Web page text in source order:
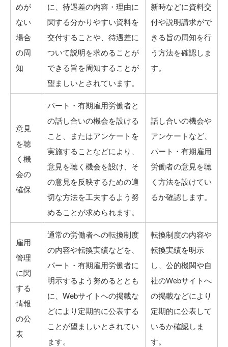
めが
ない
場合
の周
知
に、待遇差の内容・理由に
関する分かりやすい資料を
交付することや、待遇差に
ついて説明を求めることが
できる旨を周知することが
望ましいとされています。
新時などに資料交
付や説明請求がで
きる旨の周知を行
う方法を確認しま
す。
意見
を聴
く機
会の
確保
パート・有期雇用労働者と
の話し合いの機会を設ける
こと、またはアンケートを
実施することなどにより、
意見を聴く機会を設け、そ
の意見を反映するための適
切な方法を工夫するよう努
めることが求められます。
話し合いの機会や
アンケートなど、
パート・有期雇用
労働者の意見を聴
く方法を設けてい
るか確認します。
雇用
管理
に関
する
情報
の公
表
通常の労働者への転換制度
の内容や転換実績などを、
パート・有期雇用労働者に
明示するよう努めるととも
に、Webサイトへの掲載な
どにより定期的に公表する
ことが望ましいとされてい
ます。
転換制度の内容や
転換実績を明示
し、公的機関や自
社のWebサイトへ
の掲載などにより
定期的に公表して
いるか確認しま
す。